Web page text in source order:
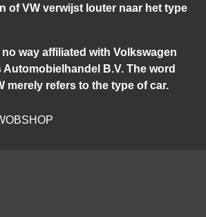
of VW verwijst louter naar het type
way affiliated with Volkswagen
B.V. The word
merely refers to the type of car.